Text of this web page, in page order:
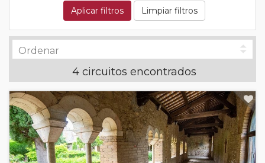
Aplicar filtros Limpiar filtros
4 circuitos encontrados